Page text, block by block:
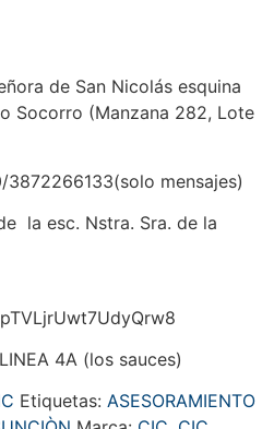
de San Nicolás esquina
Socorro (Manzana 282, Lote
3872266133(solo mensajes)
la esc. Nstra. Sra. de la
4A (los sauces)
Etiquetas: ASESORAMIENTO